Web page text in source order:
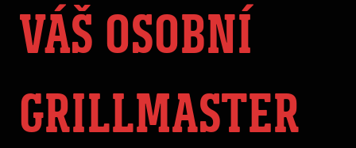
VÁŠ OSOBNÍ
GRILLMASTER